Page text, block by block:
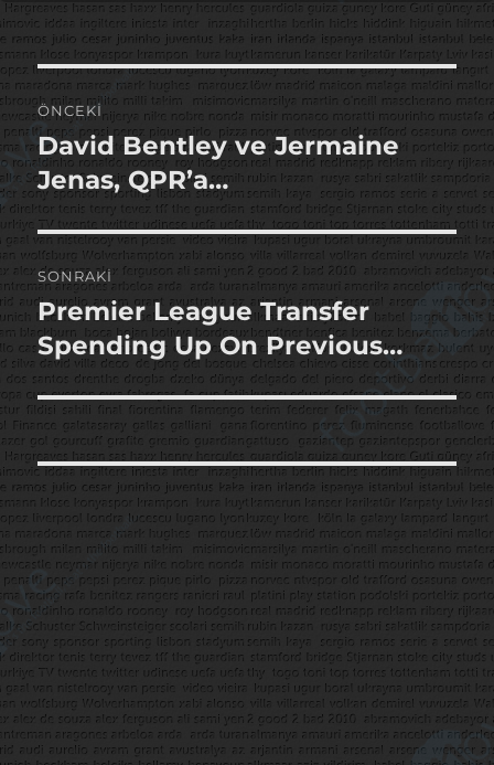
Yazı
gezinmesi
ÖNCEKI
Önceki
yazı:
David Bentley ve Jermaine
Jenas, QPR’a…
SONRAKI
Sonraki
yazı:
Premier League Transfer
Spending Up On Previous…